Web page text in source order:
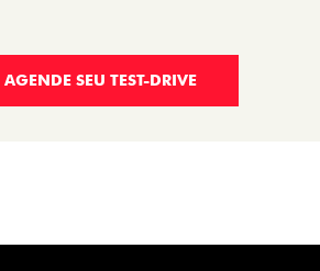
AGENDE SEU TEST-DRIVE